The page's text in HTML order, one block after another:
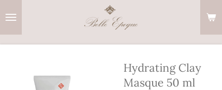
Hydrating Clay
Masque 50 ml